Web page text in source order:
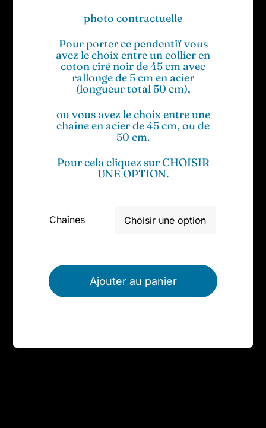
photo contractuelle
Pour porter ce pendentif vous
avez le choix entre un collier en
coton ciré noir de 45 cm avec
rallonge de 5 cm en acier
(longueur total 50 cm),
ou vous avez le choix entre une
chaîne en acier de 45 cm, ou de
50 cm.
Pour cela cliquez sur CHOISIR
UNE OPTION.
Chaînes 
Ajouter au panier